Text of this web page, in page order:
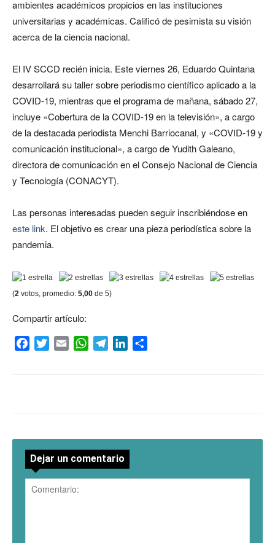
ambientes académicos propicios en las instituciones
universitarias y académicas. Calificó de pesimista su visión
acerca de la ciencia nacional.
El IV SCCD recién inicia. Este viernes 26, Eduardo Quintana
desarrollará su taller sobre periodismo científico aplicado a la
COVID-19, mientras que el programa de mañana, sábado 27,
incluye «Cobertura de la COVID-19 en la televisión», a cargo
de la destacada periodista Menchi Barriocanal, y «COVID-19 y
comunicación institucional», a cargo de Yudith Galeano,
directora de comunicación en el Consejo Nacional de Ciencia
y Tecnología (CONACYT).
Las personas interesadas pueden seguir inscribiéndose en
este link. El objetivo es crear una pieza periodística sobre la
pandemia.
(2 votos, promedio: 5,00 de 5)
Compartir artículo:
FacebookTwitterEmail WhatsAppTelegramLinkedIn
Dejar un comentario